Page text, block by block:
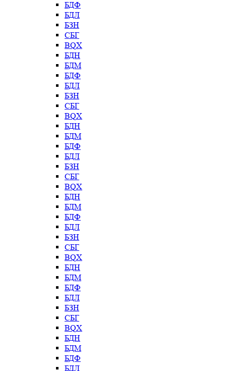
БДФ
БДЛ
БЗН
СБГ
BQX
БДН
БДМ
БДФ
БДЛ
БЗН
СБГ
BQX
БДН
БДМ
БДФ
БДЛ
БЗН
СБГ
BQX
БДН
БДМ
БДФ
БДЛ
БЗН
СБГ
BQX
БДН
БДМ
БДФ
БДЛ
БЗН
СБГ
BQX
БДН
БДМ
БДФ
БДЛ